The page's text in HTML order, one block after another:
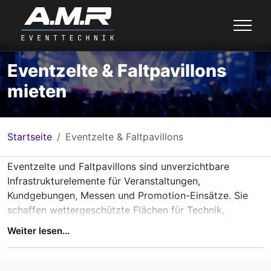
Eventzelte & Faltpavillons
mieten
Startseite Eventzelte & Faltpavillons
Eventzelte und Faltpavillons sind unverzichtbare
Infrastrukturelemente für Veranstaltungen,
Kundgebungen, Messen und Promotion-Einsätze. Sie
schaffen wettergeschützte Flächen für Technik,
Personal, Infostände oder Backstage-Bereiche und
Weiter lesen...